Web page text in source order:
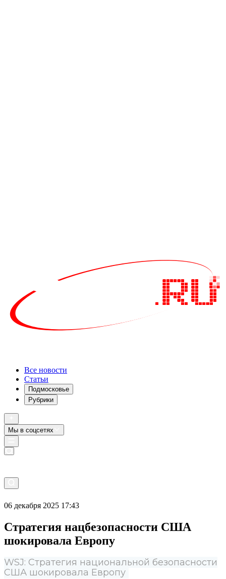
Все новости
Статьи
Подмосковье
Рубрики
Мы в соцсетях
06 декабря 2025 17:43
Стратегия нацбезопасности США
шокировала Европу
WSJ: Стратегия национальной безопасности
США шокировала Европу